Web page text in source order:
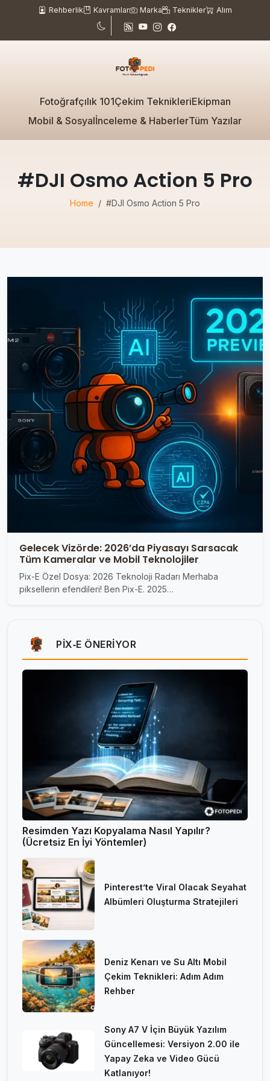
Rehberlik Kavramlar Marka Teknikler Alım
Fotoğrafçılık 101Çekim TeknikleriEkipman
Mobil & Sosyalİnceleme & HaberlerTüm Yazılar
#DJI Osmo Action 5 Pro
Home #DJI Osmo Action 5 Pro
Gelecek Vizörde: 2026’da Piyasayı Sarsacak
Tüm Kameralar ve Mobil Teknolojiler
Pix-E Özel Dosya: 2026 Teknoloji Radarı Merhaba
piksellerin efendileri! Ben Pix-E. 2025…
PIX‑E ÖNERIYOR
Resimden Yazı Kopyalama Nasıl Yapılır?
(Ücretsiz En İyi Yöntemler)
Pinterest’te Viral Olacak Seyahat
Albümleri Oluşturma Stratejileri
Deniz Kenarı ve Su Altı Mobil
Çekim Teknikleri: Adım Adım
Rehber
Sony A7 V İçin Büyük Yazılım
Güncellemesi: Versiyon 2.00 ile
Yapay Zeka ve Video Gücü
Katlanıyor!